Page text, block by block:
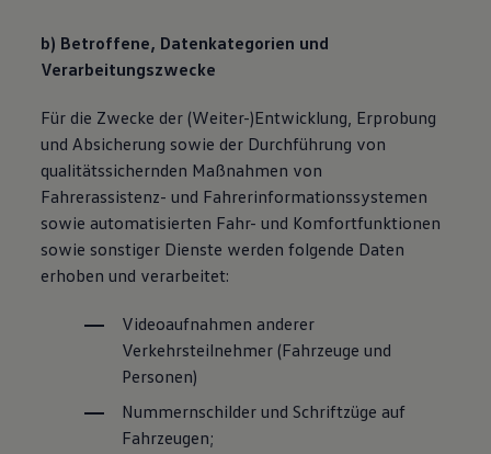
b) Betroffene, Datenkategorien und
Verarbeitungszwecke
Für die Zwecke der (Weiter-)Entwicklung, Erprobung
und Absicherung sowie der Durchführung von
qualitätssichernden Maßnahmen von
Fahrerassistenz- und Fahrerinformationssystemen
sowie automatisierten Fahr- und Komfortfunktionen
sowie sonstiger Dienste werden folgende Daten
erhoben und verarbeitet:
Videoaufnahmen anderer
Verkehrsteilnehmer (Fahrzeuge und
Personen)
Nummernschilder und Schriftzüge auf
Fahrzeugen;